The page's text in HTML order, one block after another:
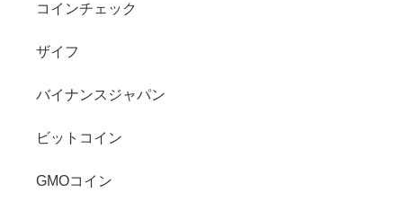
コインチェック
ザイフ
バイナンスジャパン
ビットコイン
GMOコイン